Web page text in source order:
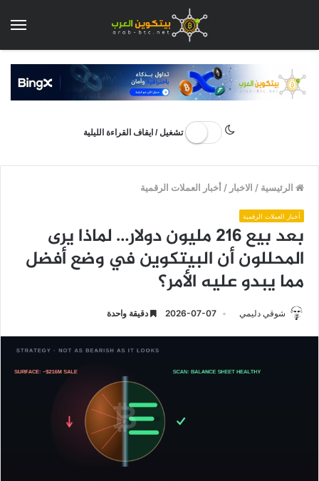
تشغيل / ايقاف القراءة الليلية
الرئيسية / الاخبار /أخبار العملات الرقمية
أخبار العملات الرقمية
بعد بيع 216 مليون دولار… لماذا يرى
المحللون أن البيتكوين في وضع أفضل
مما يبدو عليه الأمر؟
شوقي دليمي 2026-07-07 دقيقة واحدة